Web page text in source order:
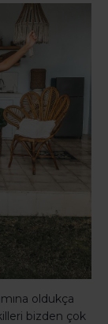
oldukça
bizden çok